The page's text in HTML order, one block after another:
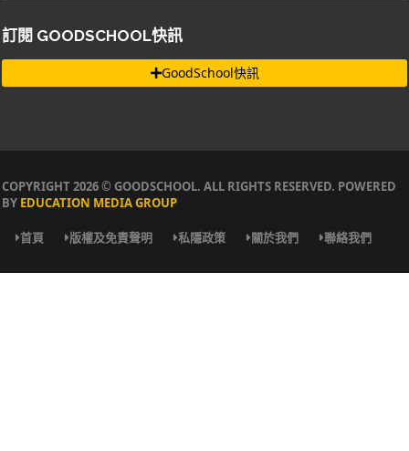
訂閱 GOODSCHOOL快訊
GoodSchool快訊
COPYRIGHT 2026 © GOODSCHOOL. ALL RIGHTS RESERVED. POWERED
BY EDUCATION MEDIA GROUP
首頁 版權及免責聲明 私隱政策 關於我們 聯絡我們